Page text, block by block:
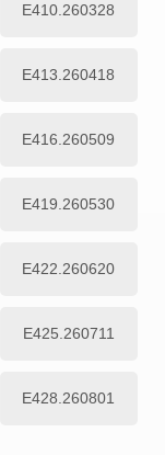
E410.260328
E413.260418
E416.260509
E419.260530
E422.260620
E425.260711
E428.260801